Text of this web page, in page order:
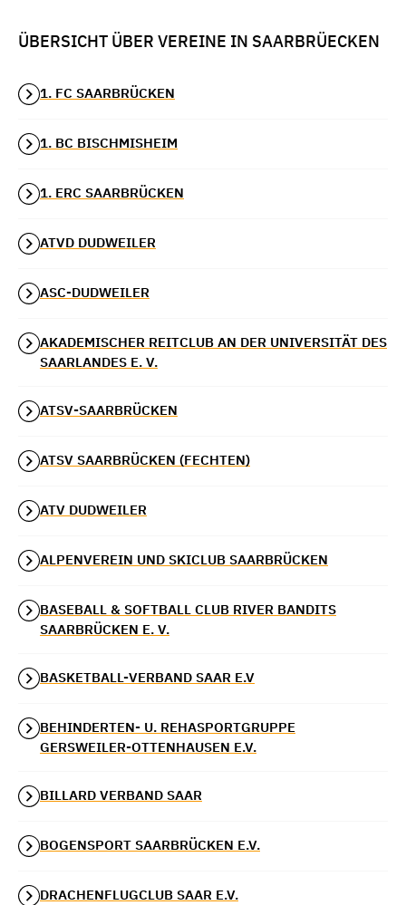
ÜBERSICHT ÜBER VEREINE IN SAARBRÜECKEN
1. FC SAARBRÜCKEN
1. BC BISCHMISHEIM
1. ERC SAARBRÜCKEN
ATVD DUDWEILER
ASC-DUDWEILER
AKADEMISCHER REITCLUB AN DER UNIVERSITÄT DES
SAARLANDES E. V.
ATSV-SAARBRÜCKEN
ATSV SAARBRÜCKEN (FECHTEN)
ATV DUDWEILER
ALPENVEREIN UND SKICLUB SAARBRÜCKEN
BASEBALL & SOFTBALL CLUB RIVER BANDITS
SAARBRÜCKEN E. V.
BASKETBALL-VERBAND SAAR E.V
BEHINDERTEN- U. REHASPORTGRUPPE
GERSWEILER-OTTENHAUSEN E.V.
BILLARD VERBAND SAAR
BOGENSPORT SAARBRÜCKEN E.V.
DRACHENFLUGCLUB SAAR E.V.